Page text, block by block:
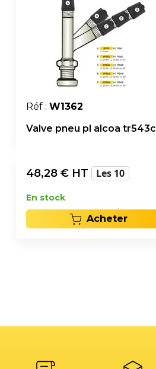
Réf : W1362
Valve pneu pl alcoa tr543c
48,28 € HT Les 10
En stock
Acheter